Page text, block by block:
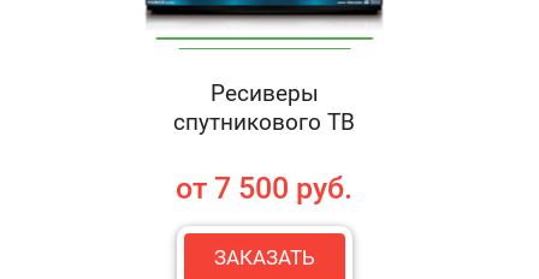
Ресиверы
спутникового ТВ
от 7 500 руб.
ЗАКАЗАТЬ